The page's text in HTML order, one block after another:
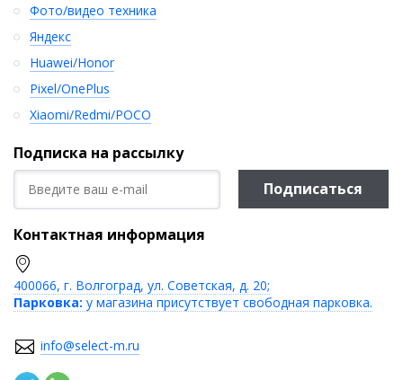
Фото/видео техника
Яндекс
Huawei/Honor
Pixel/OnePlus
Xiaomi/Redmi/POCO
Подписка на рассылку
Подписаться
Контактная информация
400066, г. Волгоград, ул. Советская, д. 20;
Парковка: у магазина присутствует свободная парковка.
info@select-m.ru